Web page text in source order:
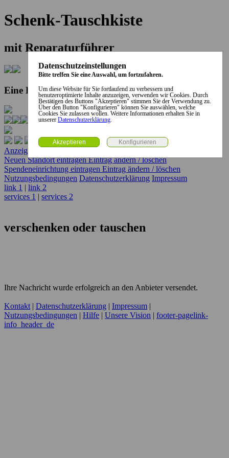
Schenk-Tauschkiste
mit Reparaturführer
Eine Kooperation der Stadt und des Landkreises...
Anzeige erstellen
Neuen Standort eintragenEintrag ändern / löschen
Spendeneinrichtung eintragen Eintrag ändern / löschen
Nutzungsbedingungen Datenschutzerklärung Impressum
link 1 | link 2
services 1 | services 2
verschenken oder tauschen
Ihre Nachricht wurde erfolgreich an den Anbieter versendet.
Kontakt| Datenschutzerklärung Impressum
Nutzungsbedingungen
Hilfe Unsere Vision
footer-pagelink-
info_header_de
Datenschutzeinstellungen
Bitte treffen Sie eine Auswahl, um fortzufahren.
Um diese Website für Sie fortlaufend zu verbessern und
benutzeroptimierte Inhalte anzuzeigen, verwenden wir Cookies. Durch
Bestätigen des Buttons "Akzeptieren" stimmen Sie der Verwendung zu.
Über den Button "Konfigurieren" können Sie auswählen, welche
Cookies Sie zulassen wollen. Weitere Informationen erhalten Sie in
unserer Datenschutzerklärung.